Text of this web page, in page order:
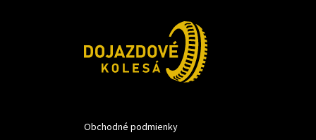
Obchodné podmienky